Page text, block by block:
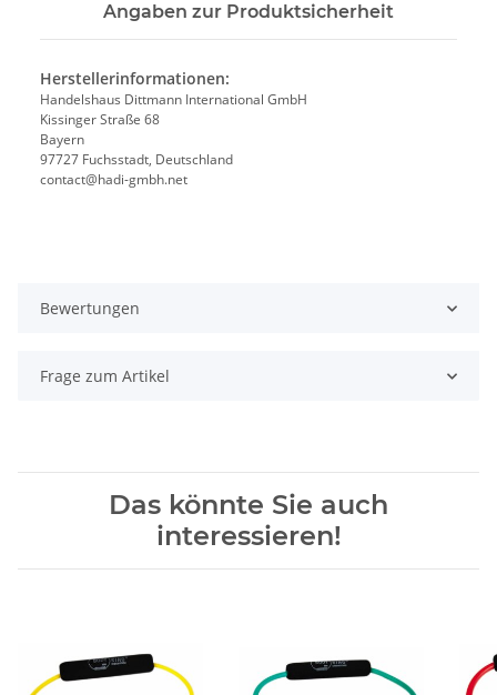
Angaben zur Produktsicherheit
Herstellerinformationen:
Handelshaus Dittmann International GmbH
Kissinger Straße 68
Bayern
97727 Fuchsstadt, Deutschland
contact@hadi-gmbh.net
Bewertungen
Frage zum Artikel
Das könnte Sie auch
interessieren!